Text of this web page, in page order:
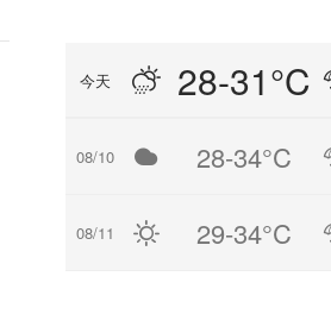
今天 28-31°C
08/10 28-34°C
08/11 29-34°C